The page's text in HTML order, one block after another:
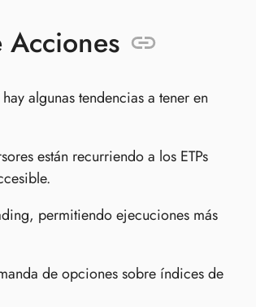
Acciones
algunas tendencias a tener en
están recurriendo a los ETPs
permitiendo ejecuciones más
de opciones sobre índices de